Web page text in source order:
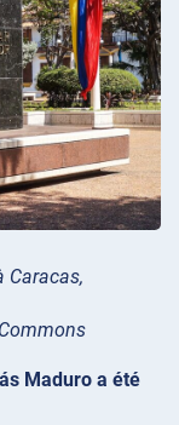
Caracas,
Maduro a été